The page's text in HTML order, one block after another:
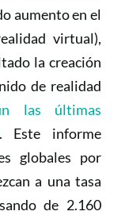
aumento en el
virtual),
la creación
de realidad
las últimas
Este informe
globales por
a una tasa
de 2.160